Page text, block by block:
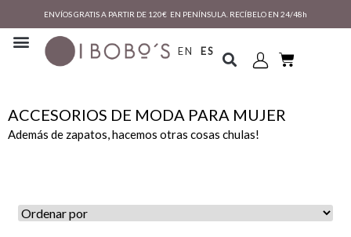
ENVÍOS GRATIS A PARTIR DE 120€ EN PENÍNSULA. RECÍBELO EN 24/48h
EN ES
ACCESORIOS DE MODA PARA MUJER
Además de zapatos, hacemos otras cosas chulas!